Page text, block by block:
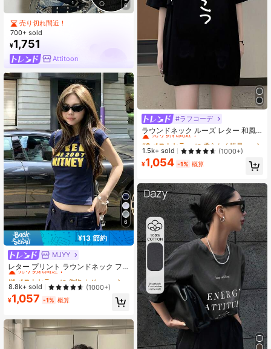
6
売り切れ間近！
700+ sold
¥1,751
Attitoon
6
¥13 節約
MJYY
レター プリント ラウンドネック フ
ィッテッド 半袖 Tシャツ レディー
ス、夏カジュアル
#1 ベストセラー
売り切れ間近！
#1 ベストセラー
売り切れ間近！
#1 ベストセラー
売り切れ間近！
#1 ベストセラー
8.8k+ sold (1000+)
¥1,057 -1% 概算
#ラフコーデ
ラウンドネック ルーズ レター 和風
プリント キュート 半袖Tシャツ、春
夏カジュアル ブラック
#8 ベストセラー
売り切れ間近！
#8 ベストセラー
売り切れ間近！
#8 ベストセラー
売り切れ間近！
#8 ベストセラー
に 柔らかく軽量 女性用トップス、ブラウス、Tシャツ
1.5k+ sold (1000+)
¥1,054 -1% 概算